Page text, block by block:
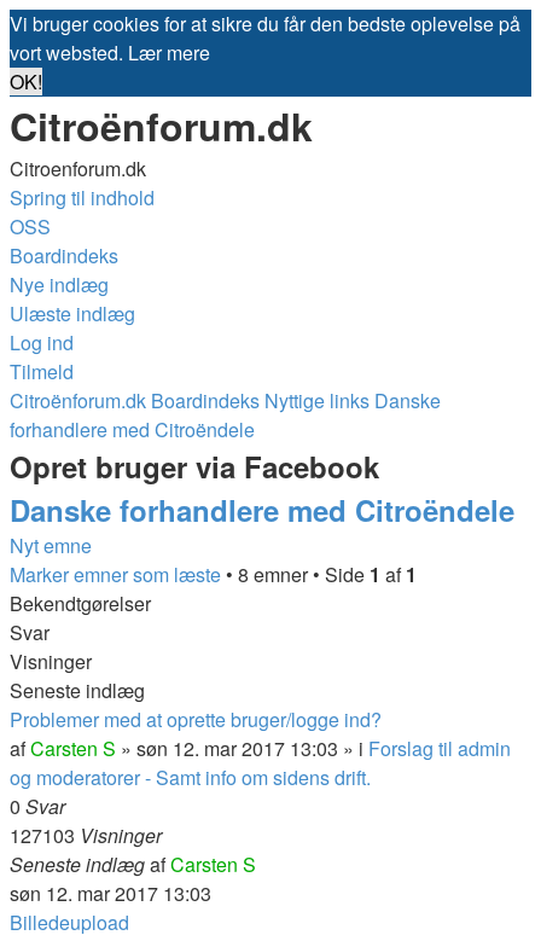
Vi bruger cookies for at sikre du får den bedste oplevelse på
vort websted. Lær mere
OK!
Citroënforum.dk
Citroenforum.dk
Spring til indhold
OSS
Boardindeks
Nye indlæg
Ulæste indlæg
Log ind
Tilmeld
Citroënforum.dk Boardindeks Nyttige links Danske
forhandlere med Citroëndele
Opret bruger via Facebook
Danske forhandlere med Citroëndele
Nyt emne
Marker emner som læste • 8 emner • Side 1 af1
Bekendtgørelser
Svar
Visninger
Seneste indlæg
Problemer med at oprette bruger/logge ind?
afCarsten S » søn 12. mar 2017 13:03 » i Forslag til admin
og moderatorer - Samt info om sidens drift.
0 Svar
127103 Visninger
Seneste indlægafCarsten S
søn 12. mar 2017 13:03
Billedeupload